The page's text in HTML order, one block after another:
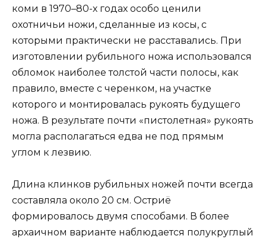
коми в 1970–80-х годах особо ценили
охотничьи ножи, сделанные из косы, с
которыми практически не расставались. При
изготовлении рубильного ножа использовался
обломок наиболее толстой части полосы, как
правило, вместе с черенком, на участке
которого и монтировалась рукоять будущего
ножа. В результате почти «пистолетная» рукоять
могла располагаться едва не под прямым
углом к лезвию.
Длина клинков рубильных ножей почти всегда
составляла около 20 см. Остриё
формировалось двумя способами. В более
архаичном варианте наблюдается полукруглый